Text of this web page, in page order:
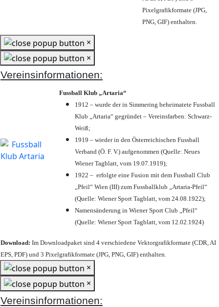
Pixelgrafikformate (JPG,
PNG, GIF) enthalten.
×
×
Vereinsinformationen:
Fussball Klub „Artaria“
1912 – wurde der in Simmering beheimatete Fussball
Klub „Artaria“ gegründet – Vereinsfarben: Schwarz-
Weiß;
1919 – wieder in den Österreichischen Fussball
Verband (Ö. F. V.) aufgenommen (Quelle: Neues
Wiener Tagblatt, vom 19.07.1919);
1922 – erfolgte eine Fusion mit dem Fussball Club
„Pfeil“ Wien (III) zum Fussballklub „Artaria-Pfeil“
(Quelle: Wiener Sport Tagblatt, vom 24.08.1922);
Namensänderung in Wiener Sport Club „Pfeil“
(Quelle: Wiener Sport Tagblatt, vom 12.02.1924)
Download: Im Downloadpaket sind 4 verschiedene Vektorgrafikformate (CDR, AI
EPS, PDF) und 3 Pixelgrafikformate (JPG, PNG, GIF) enthalten.
×
×
Vereinsinformationen: